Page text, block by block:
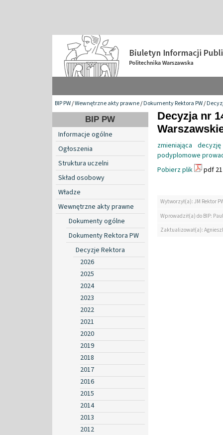
BIP PW/Wewnętrzne akty prawne/Dokumenty Rektora PW/
BIP PW
Informacje ogólne
Ogłoszenia
Struktura uczelni
Skład osobowy
Władze
Wewnętrzne akty prawne
Dokumenty ogólne
Dokumenty Rektora PW
Decyzje Rektora
2026
2025
2024
2023
2022
2021
2020
2019
2018
2017
2016
2015
2014
2013
2012
Decyzja nr
zmieniająca
podyplomowe
Pobierz plik
pdf
Wytworzył(a): JM Rektor
Wprowadził(a) do BIP:
Zaktualizował(a):